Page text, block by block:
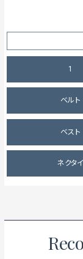
1
ベルト
ベスト
ネクタイ